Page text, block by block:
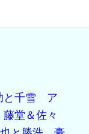
と千雪
ア
堂＆佐々